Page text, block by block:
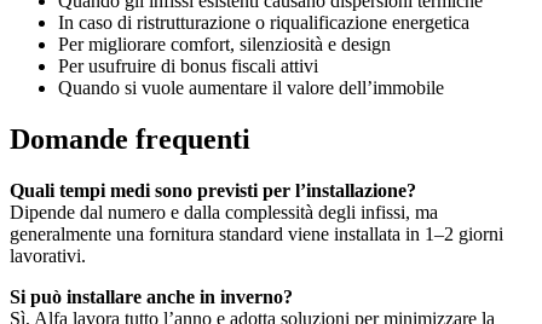
In caso di ristrutturazione o riqualificazione energetica
Per migliorare comfort, silenziosità e design
Per usufruire di bonus fiscali attivi
Quando si vuole aumentare il valore dell’immobile
Domande frequenti
Quali tempi medi sono previsti per l’installazione?
Dipende dal numero e dalla complessità degli infissi, ma
generalmente una fornitura standard viene installata in 1–2 giorni
lavorativi.
Si può installare anche in inverno?
Sì, Alfa lavora tutto l’anno e adotta soluzioni per minimizzare la